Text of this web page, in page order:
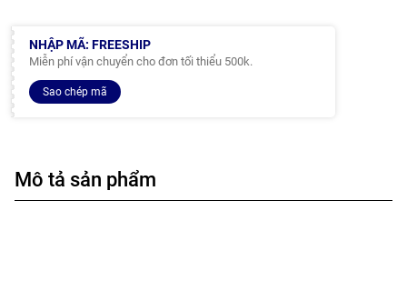
NHẬP MÃ: FREESHIP
Miễn phí vận chuyển cho đơn tối thiểu 500k.
Sao chép mã
Mô tả sản phẩm